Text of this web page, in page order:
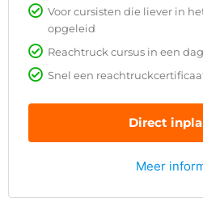
Voor cursisten die liever in
opgeleid
Reachtruck cursus in een
Snel een
Direct
Meer